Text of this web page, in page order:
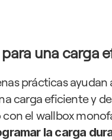
una carga
prácticas ayudan
carga eficiente y
el wallbox
la carga